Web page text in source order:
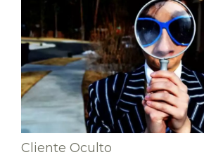
Cliente Oculto